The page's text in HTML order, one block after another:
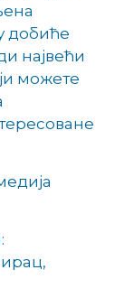
добиће
највећи
можете